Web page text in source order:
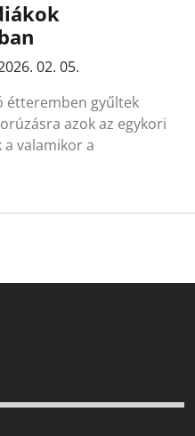
02. 05.
étteremben gyűltek
azok az egykori
a valamikor a